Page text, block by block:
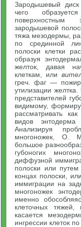
Зародышевый диск
чего
поверхностным
зародышевой
тяжа мезодермы,
по срединной
полоски клетки
образуя
желток, давая
клеткам, или
греч. фаг —
утилизации
представителей
видимому,
рассматривать
видов энтодерма
Анализируя
многоножек, О.
большое
губоногих
диффузной
полоски или
концах полоски,
иммиграции на
многоножек
именно
клеточных
касается
ингрессии клеток